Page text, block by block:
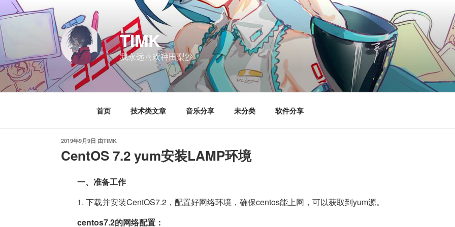
至
内
容
TIMK
我永远喜欢种田梨沙
首页 技术类文章 音乐分享 未分类 软件分享
发
于
2019年9月9日 由TIMK
CentOS 7.2 yum安装LAMP环境
一、准备工作
1. 下载并安装CentOS7.2，配置好网络环境，确保centos能上网，可以获取到yum源。
centos7.2的网络配置：